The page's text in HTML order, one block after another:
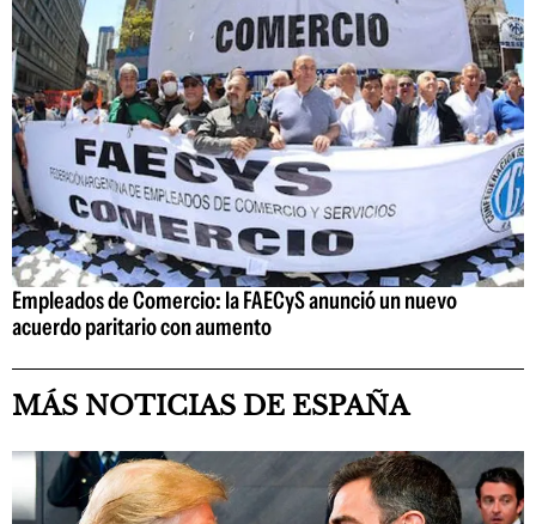
Empleados de Comercio: la FAECyS anunció un nuevo
acuerdo paritario con aumento
MÁS NOTICIAS DE ESPAÑA